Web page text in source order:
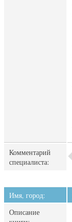
Комментарий
специалиста:
Имя, город:
Описание